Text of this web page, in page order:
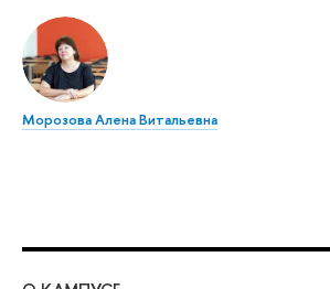
Морозова Алена Витальевна